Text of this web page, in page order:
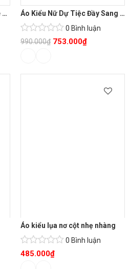
Áo Croptop Ôm Bó Sát Khoe Body
Áo Kiểu Nữ Dự Tiệc Đầy Sang Chảnh
0 Bình luận
990.000₫ 753.000₫
Áo kiểu lụa nơ cột nhẹ nhàng
0 Bình luận
485.000₫